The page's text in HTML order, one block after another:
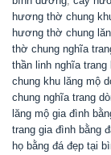
củng thờ thần linh
bằng đá đẹp tại
địa chỉ bán lăng thờ
8 Bộ bàn ghế
bằng đá đẹp